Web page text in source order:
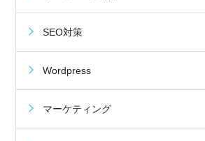
SEO対策
Wordpress
マーケティング